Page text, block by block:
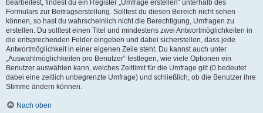
bearbeitest, findest du ein Register „Umfrage erstellen“ unterhalb des
Formulars zur Beitragserstellung. Solltest du diesen Bereich nicht sehen
können, so hast du wahrscheinlich nicht die Berechtigung, Umfragen zu
erstellen. Du solltest einen Titel und mindestens zwei Antwortmöglichkeiten in
die entsprechenden Felder eingeben und dabei sicherstellen, dass jede
Antwortmöglichkeit in einer eigenen Zeile steht. Du kannst auch unter
„Auswahlmöglichkeiten pro Benutzer“ festlegen, wie viele Optionen ein
Benutzer auswählen kann, welches Zeitlimit für die Umfrage gilt (0 bedeutet
dabei eine zeitlich unbegrenzte Umfrage) und schließlich, ob die Benutzer ihre
Stimme ändern können.
Nach oben